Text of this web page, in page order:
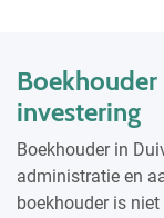
Boekhouder
investering
Boekhouder in
administratie en
boekhouder is